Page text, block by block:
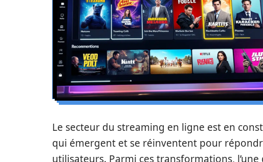
Le secteur du streaming en ligne est en
qui émergent et se réinventent pour
utilisateurs. Parmi ces transformations,